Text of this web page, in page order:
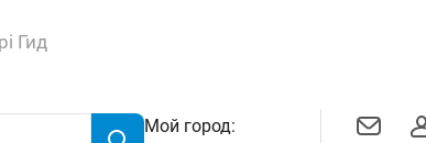
Гид
Мой город: